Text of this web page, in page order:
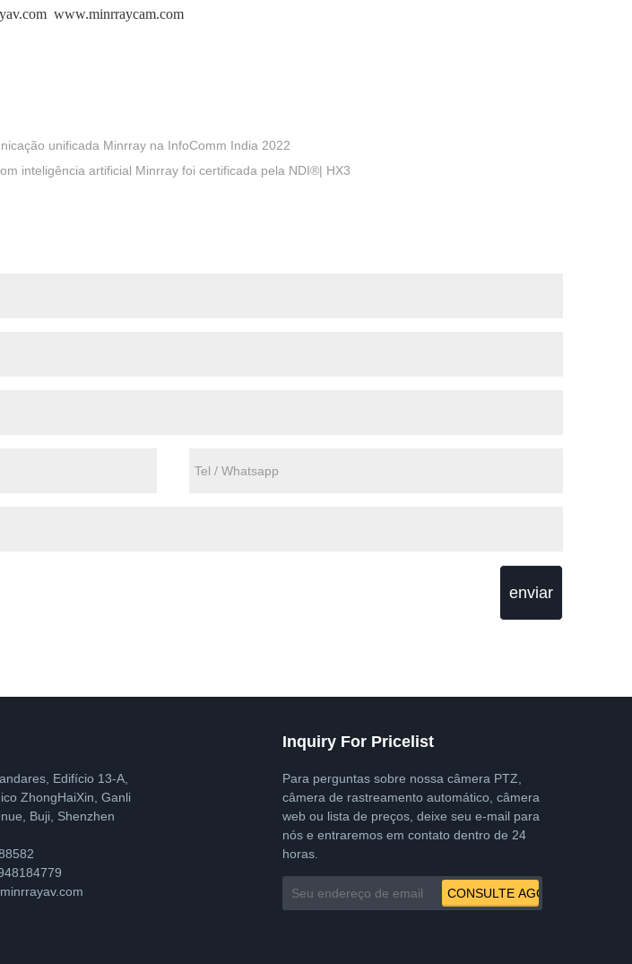
www.minrraycam.com
unificada Minrray na InfoComm India 2022
inteligência artificial Minrray foi certificada pela NDI®| HX3
enviar
Edifício 13-A,
ZhongHaiXin, Ganli
Buji, Shenzhen
Inquiry For Pricelist
Para perguntas sobre nossa câmera PTZ,
câmera de rastreamento automático, câmera
web ou lista de preços, deixe seu e-mail para
nós e entraremos em contato dentro de 24
horas.